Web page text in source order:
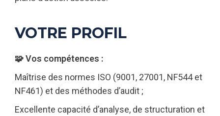
VOTRE PROFIL
🧩 Vos compétences :
Maîtrise des normes ISO (9001, 27001, NF544 et
NF461) et des méthodes d’audit ;
Excellente capacité d’analyse, de structuration et